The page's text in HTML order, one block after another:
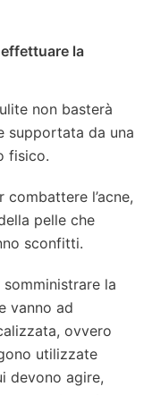
la
non basterà
supportata da una
fisico.
l’acne,
pelle che
sconfitti.
la
vanno ad
ovvero
utilizzate
devono agire,